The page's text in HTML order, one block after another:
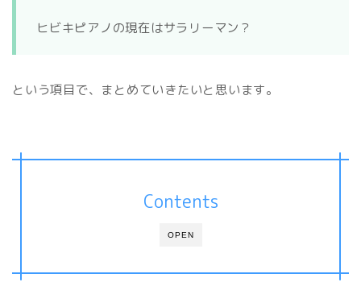
ヒビキピアノの現在はサラリーマン？
という項目で、まとめていきたいと思います。
OPEN
Contents